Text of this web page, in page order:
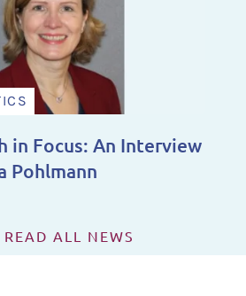
in Focus: An Interview
Pohlmann
READ ALL NEWS